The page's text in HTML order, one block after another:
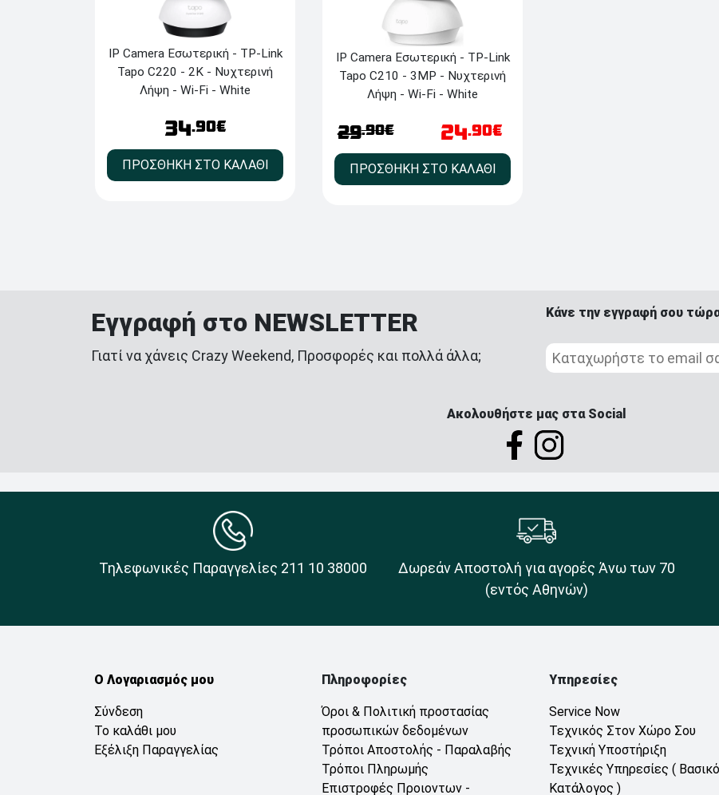
IP Camera Εσωτερική - TP-Link
Tapo C220 - 2K - Νυχτερινή
Λήψη - Wi-Fi - White
34.90€
ΠΡΟΣΘΗΚΗ ΣΤΟ ΚΑΛΑΘΙ
IP Camera Εσωτερική - TP-Link
Tapo C210 - 3MP - Νυχτερινή
Λήψη - Wi-Fi - White
29.90€ 24.90€
ΠΡΟΣΘΗΚΗ ΣΤΟ ΚΑΛΑΘΙ
Εγγραφή στο NEWSLETTER
Γιατί να χάνεις Crazy Weekend, Προσφορές και πολλά άλλα;
Κάνε την εγγραφή σου
Ακολουθήστε μας στα Social
Τηλεφωνικές Παραγγελίες 211 10 38000
Δωρεάν Αποστολή για αγορές Άνω των 70
(εντός Αθηνών)
Ο Λογαριασμός μου
Σύνδεση
Το καλάθι μου
Εξέλιξη Παραγγελίας
Πληροφορίες
Όροι & Πολιτική προστασίας
προσωπικών δεδομένων
Τρόποι Αποστολής - Παραλαβής
Τρόποι Πληρωμής
Επιστροφές Προιοντων -
Υπηρεσίες
Service Now
Τεχνικός Στον Χώρο Σου
Τεχνική Υποστήριξη
Τεχνικές Υπηρεσίες (
Κατάλογος )